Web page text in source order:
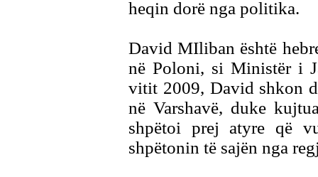
heqin dorë nga politika.
David MIliban është
në Poloni, si Ministër i
vitit 2009, David shkon
në Varshavë, duke
shpëtoi prej atyre që
shpëtonin të sajën nga